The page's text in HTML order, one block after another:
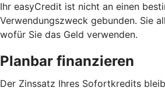
Ihr easyCredit ist nicht an einen
Verwendungszweck gebunden. Sie
wofür Sie das Geld verwenden.
Planbar finanzieren
Der Zinssatz Ihres Sofortkredits